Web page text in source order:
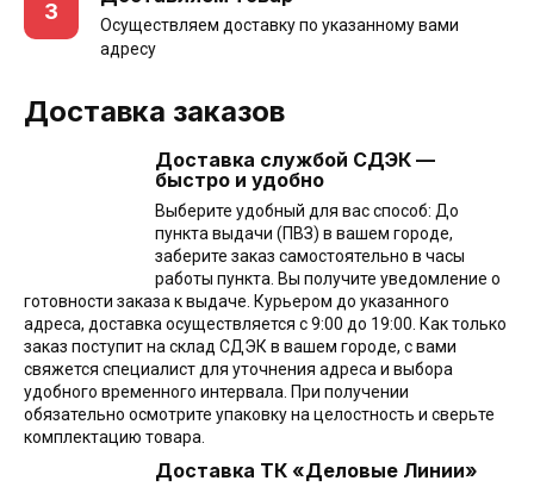
3
Осуществляем доставку по указанному вами
адресу
Доставка заказов
Доставка службой СДЭК —
быстро и удобно
Выберите удобный для вас способ: До
пункта выдачи (ПВЗ) в вашем городе,
заберите заказ самостоятельно в часы
работы пункта. Вы получите уведомление о
готовности заказа к выдаче. Курьером до указанного
адреса, доставка осуществляется с 9:00 до 19:00. Как только
заказ поступит на склад СДЭК в вашем городе, с вами
свяжется специалист для уточнения адреса и выбора
удобного временного интервала. При получении
обязательно осмотрите упаковку на целостность и сверьте
комплектацию товара.
Доставка ТК «Деловые Линии»